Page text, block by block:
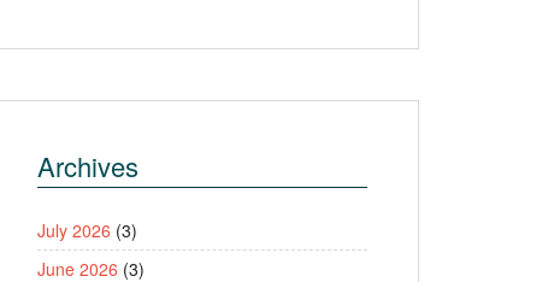
Archives
July 2026 (3)
June 2026 (3)